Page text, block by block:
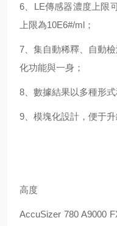
6、LE傳感器濃度上限
上限為10E6#/ml；
7、集自動稀釋、自動
化功能與一身；
8、數據結果以多種形式
9、模塊化設計，便于升
高度
AccuSizer 780 A9000